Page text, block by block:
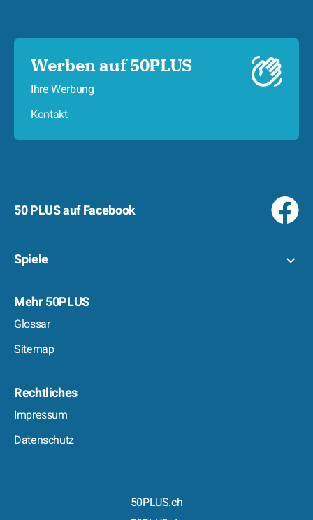
Werben auf 50PLUS
Ihre Werbung
Kontakt
50 PLUS auf Facebook
Spiele
Mehr 50PLUS
Glossar
Sitemap
Rechtliches
Impressum
Datenschutz
50PLUS.ch